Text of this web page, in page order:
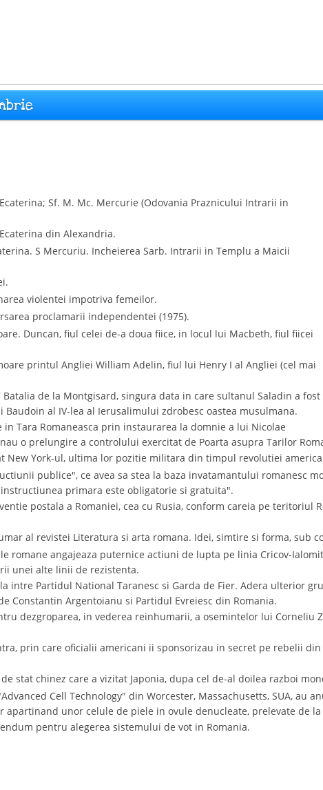
Sf. M. Mc. Mercurie (Odovania Praznicului Intrarii in
din Alexandria.
S Mercuriu. Incheierea Sarb. Intrarii in Templu a Maicii
violentei impotriva femeilor.
proclamarii independentei (1975).
Duncan, fiul celei de-a doua fiice, in locul lui Macbeth, fiul fiicei
printul Angliei William Adelin, fiul lui Henry I al Angliei (cel mai
de la Montgisard, singura data in care sultanul Saladin a fost
al IV-lea al Ierusalimului zdrobesc oastea musulmana.
Tara Romaneasca prin instaurarea la domnie a lui Nicolae
o prelungire a controlului exercitat de Poarta asupra Tarilor
New York-ul, ultima lor pozitie militara din timpul revolutiei
publice", ce avea sa stea la baza invatamantului romanesc
primara este obligatorie si gratuita".
postala a Romaniei, cea cu Rusia, conform careia pe teritoriul
al revistei Literatura si arta romana. Idei, simtire si forma, sub
romane angajeaza puternice actiuni de lupta pe linia Cricov-
unei alte linii de rezistenta.
intre Partidul National Taranesc si Garda de Fier. Adera ulterior
Constantin Argentoianu si Partidul Evreiesc din Romania.
dezgroparea, in vederea reinhumarii, a osemintelor lui Corneliu
prin care oficialii americani ii sponsorizau in secret pe rebelii
stat chinez care a vizitat Japonia, dupa cel de-al doilea razboi
Cell Technology" din Worcester, Massachusetts, SUA, au
unor celule de piele in ovule denucleate, prelevate de la
pentru alegerea sistemului de vot in Romania.